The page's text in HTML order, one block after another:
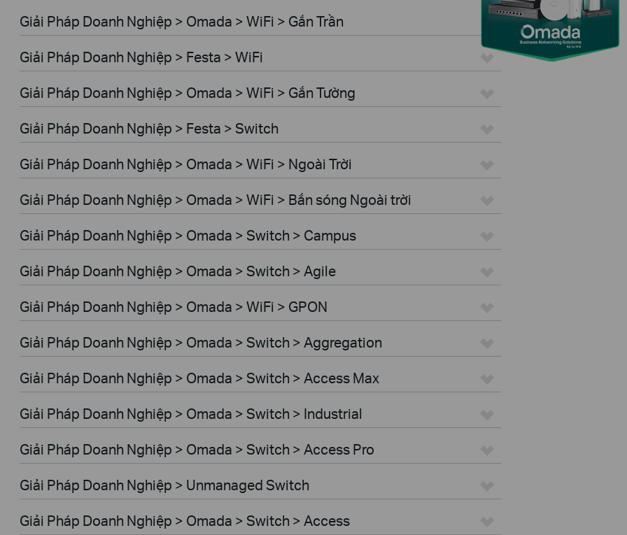
Giải Pháp Doanh Nghiệp > Omada > WiFi > Gắn Trần
Giải Pháp Doanh Nghiệp > Festa > WiFi
Giải Pháp Doanh Nghiệp > Omada > WiFi > Gắn Tường
Giải Pháp Doanh Nghiệp > Festa > Switch
Giải Pháp Doanh Nghiệp > Omada > WiFi > Ngoài Trời
Giải Pháp Doanh Nghiệp > Omada > WiFi > Bắn sóng Ngoài trời
Giải Pháp Doanh Nghiệp > Omada > Switch > Campus
Giải Pháp Doanh Nghiệp > Omada > Switch > Agile
Giải Pháp Doanh Nghiệp > Omada > WiFi > GPON
Giải Pháp Doanh Nghiệp > Omada > Switch > Aggregation
Giải Pháp Doanh Nghiệp > Omada > Switch > Access Max
Giải Pháp Doanh Nghiệp > Omada > Switch > Industrial
Giải Pháp Doanh Nghiệp > Omada > Switch > Access Pro
Giải Pháp Doanh Nghiệp > Unmanaged Switch
Giải Pháp Doanh Nghiệp > Omada > Switch > Access